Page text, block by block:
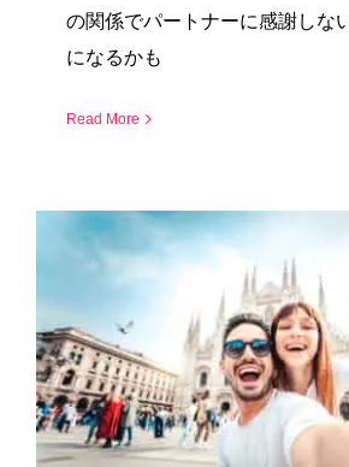
の関係でパートナーに感謝しな
になるかも
Read More